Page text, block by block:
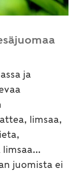
ja
limsaa,
limsaa…
juomista ei